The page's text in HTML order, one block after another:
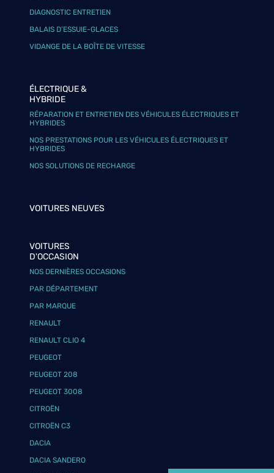
DIAGNOSTIC ENTRETIEN
BALAIS D’ESSUIE-GLACES
VIDANGE DE LA BOÎTE DE VITESSE
ÉLECTRIQUE &
HYBRIDE
RÉPARATION ET ENTRETIEN DES VÉHICULES ÉLECTRIQUES ET
HYBRIDES
NOS PRESTATIONS POUR LES VÉHICULES ÉLECTRIQUES ET
HYBRIDES
NOS SOLUTIONS DE RECHARGE
VOITURES NEUVES
VOITURES
D'OCCASION
NOS DERNIÈRES OCCASIONS
PAR DÉPARTEMENT
PAR MARQUE
RENAULT
RENAULT CLIO 4
PEUGEOT
PEUGEOT 208
PEUGEOT 3008
CITROËN
CITROËN C3
DACIA
DACIA SANDERO